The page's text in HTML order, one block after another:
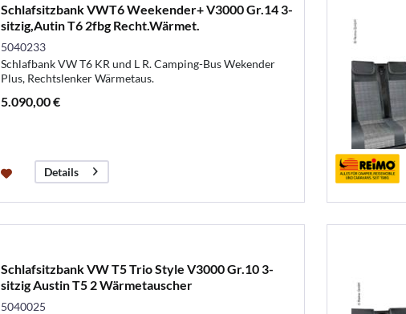
Schlafsitzbank VWT6 Weekender+ V3000 Gr.14 3-
sitzig,Autin T6 2fbg Recht.Wärmet.
5040233
Schlafbank VW T6 KR und L R. Camping-Bus Wekender
Plus, Rechtslenker Wärmetaus.
5.090,00 €
Details
Schlafsitzbank VW T5 Trio Style V3000 Gr.10 3-
sitzig Austin T5 2 Wärmetauscher
5040025